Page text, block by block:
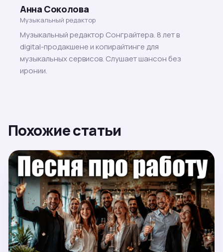
Анна Соколова
Музыкальный редактор
Музыкальный редактор Сонграйтера. 8 лет в
digital-продакшене и копирайтинге для
музыкальных сервисов. Слушает шансон без
иронии.
Похожие статьи